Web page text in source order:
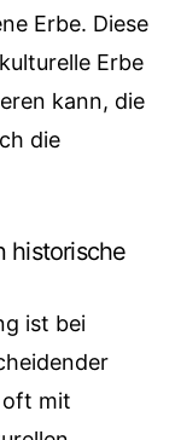
Erbe. Diese
Erbe
kann, die
die
historische
ist bei
oft mit